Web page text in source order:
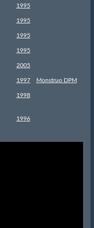
1995
1995
1995
1995
2005
1997 Monstruo DPM
1998
1996